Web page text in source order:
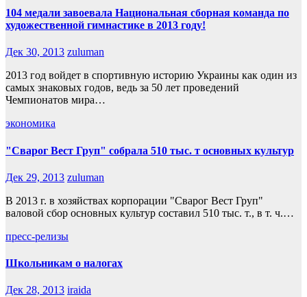
104 медали завоевала Национальная сборная команда по
художественной гимнастике в 2013 году!
Дек 30, 2013 zuluman
2013 год войдет в спортивную историю Украины как один из
самых знаковых годов, ведь за 50 лет проведений
Чемпионатов мира…
экономика
"Сварог Вест Груп" собрала 510 тыс. т основных культур
Дек 29, 2013 zuluman
В 2013 г. в хозяйствах корпорации "Сварог Вест Груп"
валовой сбор основных культур составил 510 тыс. т., в т. ч.…
пресс-релизы
Школьникам о налогах
Дек 28, 2013 iraida